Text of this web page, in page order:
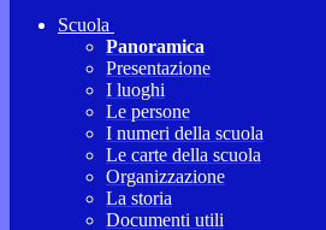
Scuola
Panoramica
Presentazione
I luoghi
Le persone
I numeri della scuola
Le carte della scuola
Organizzazione
La storia
Documenti utili